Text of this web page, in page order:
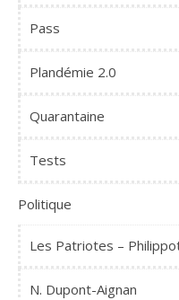
Pass
Plandémie 2.0
Quarantaine
Tests
Politique
Les Patriotes –
N. Dupont-Aignan